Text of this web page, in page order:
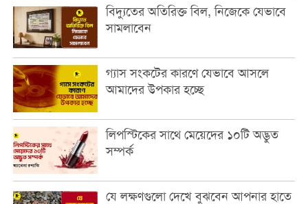
বিদ্যুতের অতিরিক্ত বিল, নিজেকে যেভাবে
সামলাবেন
গ্যাস সংকটের কারণে যেভাবে আসলে
আমাদের উপকার হচ্ছে
লিপস্টিকের সাথে মেয়েদের ১০টি অদ্ভুত
সম্পর্ক
যে লক্ষণগুলো দেখে বুঝবেন আপনার হাতে